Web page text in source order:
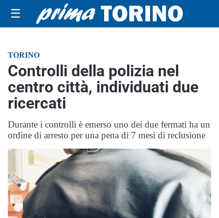
☰
TORINO
Controlli della polizia nel
centro città, individuati due
ricercati
Durante i controlli è emerso uno dei due fermati ha un
ordine di arresto per una pena di 7 mesi di reclusione